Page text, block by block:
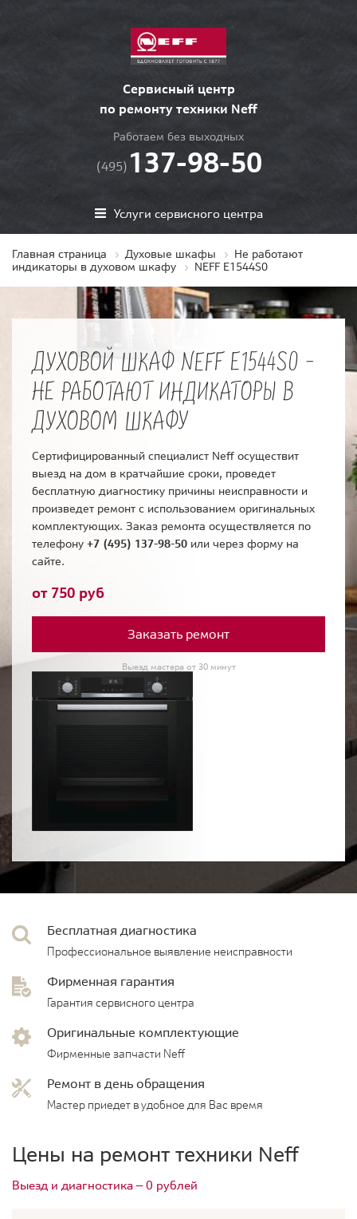
Сервисный центр
по ремонту техники Neff
Работаем без выходных
(495) 137-98-50
Услуги сервисного центра
Главная страница Духовые шкафы
Не работают
индикаторы в духовом шкафу
NEFF E1544S0
ДУХОВОЙ ШКАФ NEFF E1544S0 -
НЕ РАБОТАЮТ ИНДИКАТОРЫ В
ДУХОВОМ ШКАФУ
Сертифицированный специалист Neff осуществит
выезд на дом в кратчайшие сроки, проведет
бесплатную диагностику причины неисправности и
произведет ремонт с использованием оригинальных
комплектующих. Заказ ремонта осуществляется по
телефону +7 (495) 137-98-50 или через форму на
сайте.
от 750 руб
Заказать ремонт
Выезд мастера от 30 минут
Бесплатная диагностика
Профессиональное выявление неисправности
Фирменная гарантия
Гарантия сервисного центра
Оригинальные комплектующие
Фирменные запчасти Neff
Ремонт в день обращения
Мастер приедет в удобное для Вас время
Цены на ремонт техники Neff
Выезд и диагностика — 0 рублей